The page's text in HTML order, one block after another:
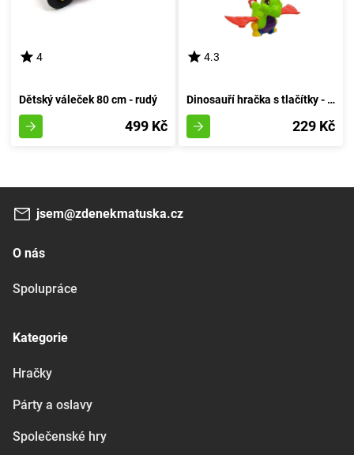
4
Dětský váleček 80 cm - rudý
499 Kč
4.3
Dinosauří hračka s tlačítky - zelený
229 Kč
jsem@zdenekmatuska.cz
O nás
Spolupráce
Kategorie
Hračky
Párty a oslavy
Společenské hry